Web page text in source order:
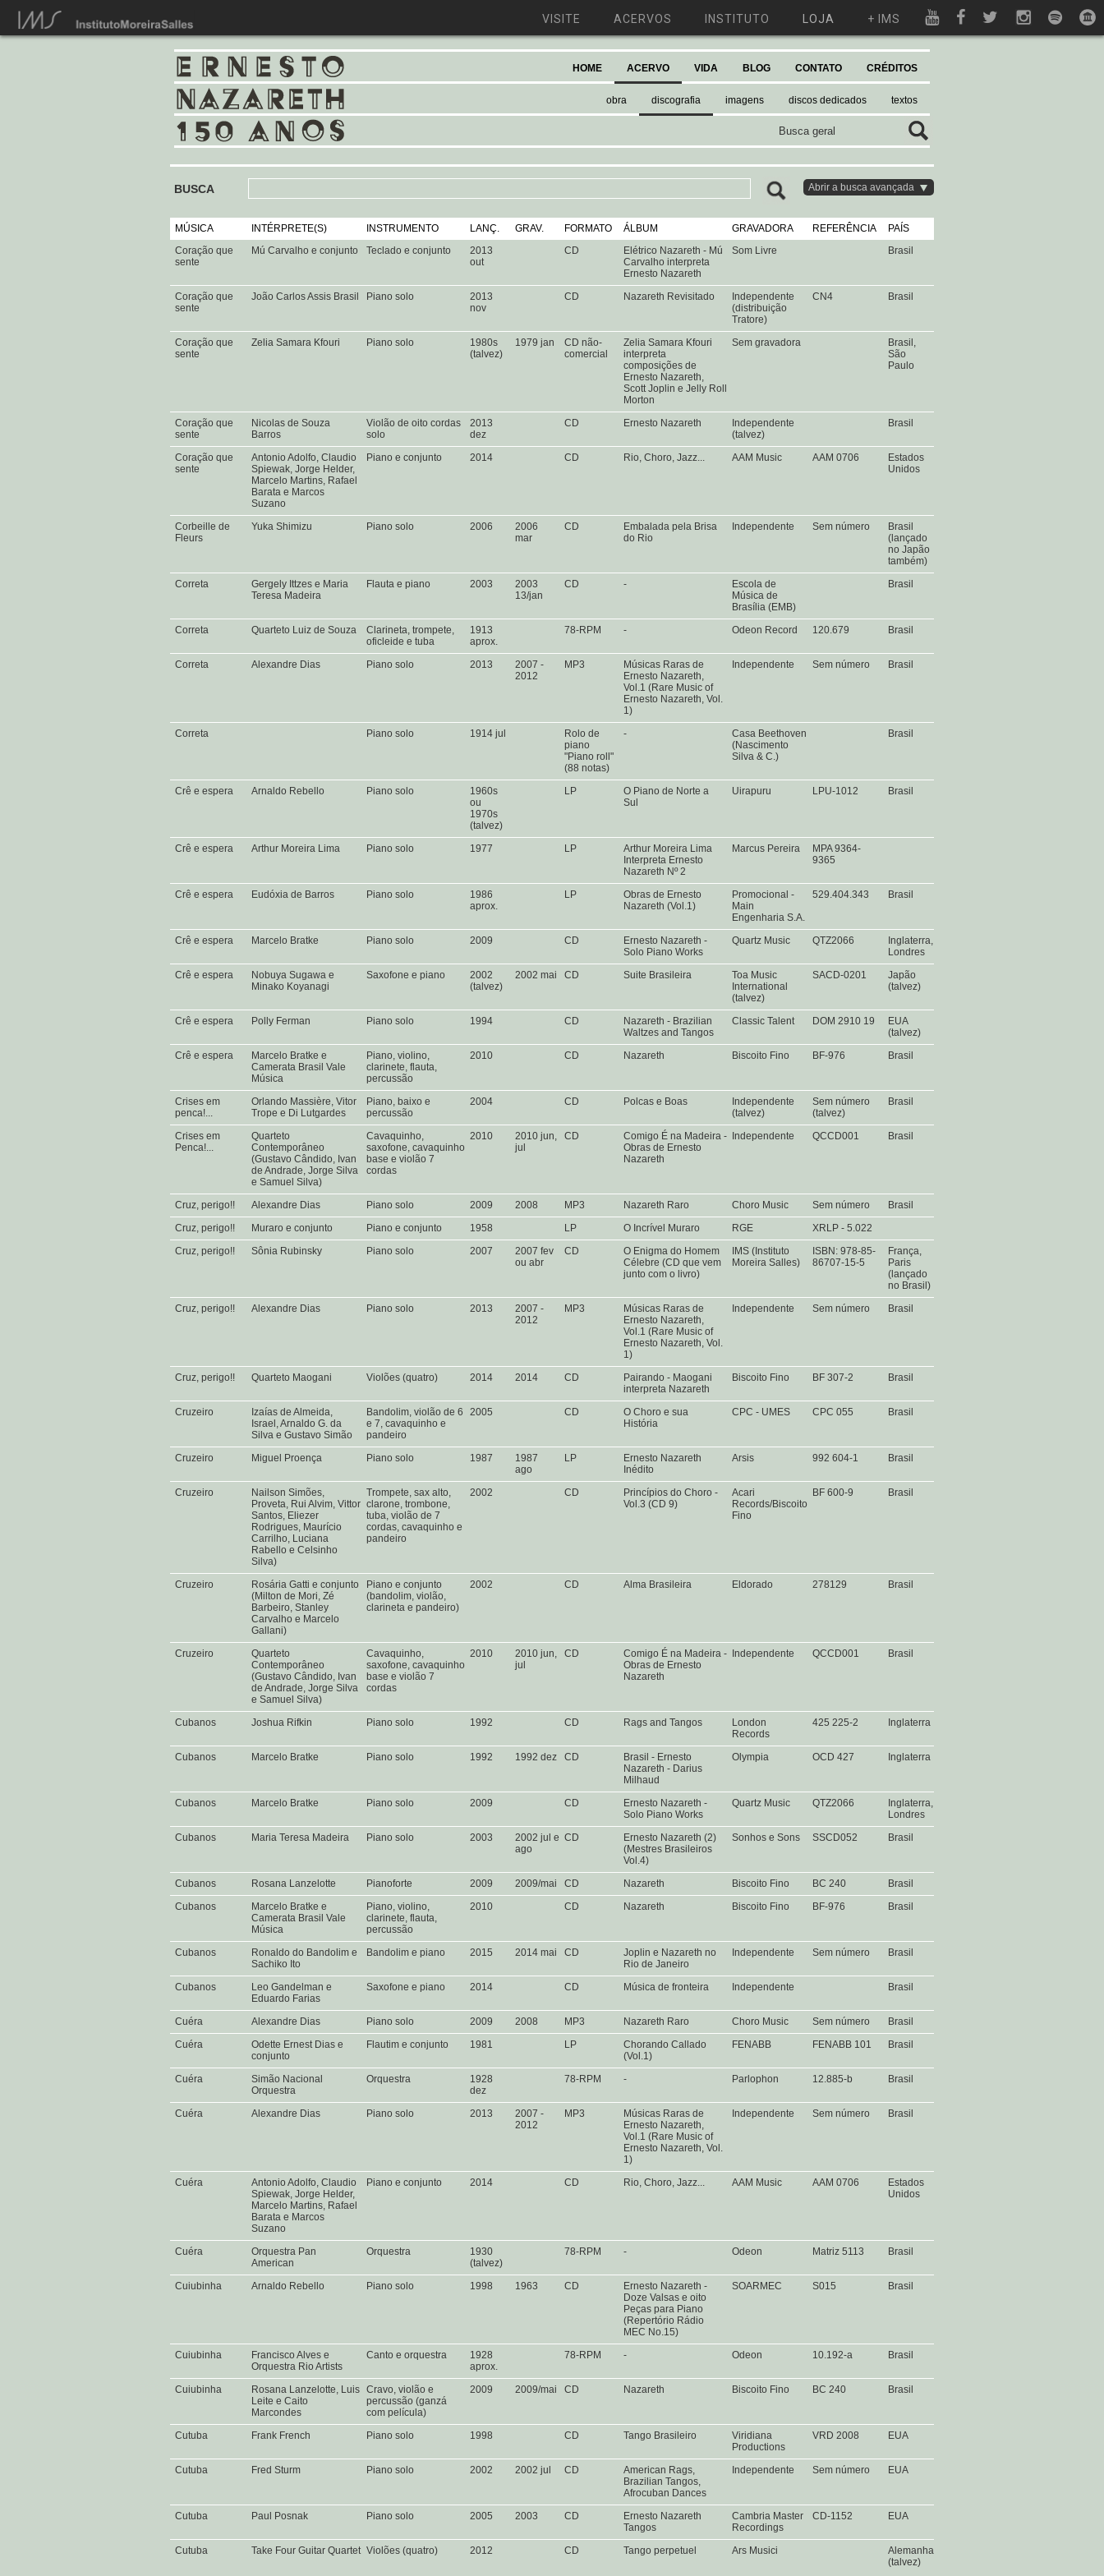
VISITE ACERVOS INSTITUTO LOJA + IMS
HOME ACERVO
obra discografia imagens discos dedicados textos
VIDA BLOG CONTATO CRÉDITOS
BUSCA Abrir a busca avançada
MÚSICA INTÉRPRETE(S) INSTRUMENTO LANÇ. GRAV. FORMATO ÁLBUM GRAVADORA REFERÊNCIA
PAÍS
Coração que
sente
Mú Carvalho e conjunto Teclado e conjunto
2013
out
CD
Elétrico Nazareth - Mú
Carvalho interpreta
Ernesto Nazareth
Som Livre Brasil
Coração que
sente
João Carlos Assis Brasil Piano solo
2013
nov
CD Nazareth Revisitado
Independente
(distribuição
Tratore)
CN4 Brasil
Coração que
sente
Zelia Samara Kfouri Piano solo
1980s
(talvez)
1979 jan
CD não-
comercial
Zelia Samara Kfouri
interpreta
composições de
Ernesto Nazareth,
Scott Joplin e Jelly Roll
Morton
Sem gravadora
Brasil,
São
Paulo
Coração que
sente
Nicolas de Souza
Barros
Violão de oito cordas
solo
2013
dez
CD Ernesto Nazareth
Independente
(talvez)
Brasil
Coração que
sente
Antonio Adolfo, Claudio
Spiewak, Jorge Helder,
Marcelo Martins, Rafael
Barata e Marcos
Suzano
Piano e conjunto 2014 CD Rio, Choro, Jazz... AAM Music AAM 0706
Estados
Unidos
Corbeille de
Fleurs
Yuka Shimizu Piano solo 2006
2006
mar
CD
Embalada pela Brisa
do Rio
Independente Sem número
Brasil
(lançado
no Japão
também)
Correta
Gergely Ittzes e Maria
Teresa Madeira
Flauta e piano 2003
2003
13/jan
CD -
Escola de
Música de
Brasília (EMB)
Brasil
Correta Quarteto Luiz de Souza
Clarineta, trompete,
oficleide e tuba
1913
aprox.
78-RPM - Odeon Record 120.679 Brasil
Correta Alexandre Dias Piano solo 2013
2007 -
2012
MP3
Músicas Raras de
Ernesto Nazareth,
Vol.1 (Rare Music of
Ernesto Nazareth, Vol.
1)
Independente Sem número Brasil
Correta Piano solo 1914 jul
Rolo de
piano
"Piano roll"
(88 notas)
-
Casa Beethoven
(Nascimento
Silva & C.)
Brasil
Crê e espera Arnaldo Rebello Piano solo
1960s
ou
1970s
(talvez)
LP
O Piano de Norte a
Sul
Uirapuru LPU-1012 Brasil
Crê e espera Arthur Moreira Lima Piano solo 1977 LP
Arthur Moreira Lima
Interpreta Ernesto
Nazareth Nº 2
Marcus Pereira
MPA 9364-
9365
Crê e espera Eudóxia de Barros Piano solo
1986
aprox.
LP
Obras de Ernesto
Nazareth (Vol.1)
Promocional -
Main
Engenharia S.A.
529.404.343 Brasil
Crê e espera Marcelo Bratke Piano solo 2009 CD
Ernesto Nazareth -
Solo Piano Works
Quartz Music QTZ2066
Inglaterra,
Londres
Crê e espera
Nobuya Sugawa e
Minako Koyanagi
Saxofone e piano
2002
(talvez)
2002 mai CD Suite Brasileira
Toa Music
International
(talvez)
SACD-0201
Japão
(talvez)
Crê e espera Polly Ferman Piano solo 1994 CD
Nazareth - Brazilian
Waltzes and Tangos
Classic Talent DOM 2910 19
EUA
(talvez)
Crê e espera
Marcelo Bratke e
Camerata Brasil Vale
Música
Piano, violino,
clarinete, flauta,
percussão
2010 CD Nazareth Biscoito Fino BF-976 Brasil
Crises em
penca!...
Orlando Massière, Vitor
Trope e Di Lutgardes
Piano, baixo e
percussão
2004 CD Polcas e Boas
Independente
(talvez)
Sem número
(talvez)
Brasil
Crises em
Penca!...
Quarteto
Contemporâneo
(Gustavo Cândido, Ivan
de Andrade, Jorge Silva
e Samuel Silva)
Cavaquinho,
saxofone, cavaquinho
base e violão 7
cordas
2010
2010 jun,
jul
CD
Comigo É na Madeira -
Obras de Ernesto
Nazareth
Independente QCCD001 Brasil
Cruz, perigo!! Alexandre Dias Piano solo 2009 2008 MP3 Nazareth Raro Choro Music Sem número
Brasil
Cruz, perigo!!
Muraro e conjunto Piano e conjunto 1958 LP O Incrível Muraro RGE
XRLP - 5.022
Cruz, perigo!!
Sônia Rubinsky Piano solo 2007
2007 fev
ou abr
CD
O Enigma do Homem
Célebre (CD que vem
junto com o livro)
IMS (Instituto
Moreira Salles)
ISBN: 978-85-
86707-15-5
França,
Paris
(lançado
no Brasil)
Cruz, perigo!!
Alexandre Dias Piano solo 2013
2007 -
2012
MP3
Músicas Raras de
Ernesto Nazareth,
Vol.1 (Rare Music of
Ernesto Nazareth, Vol.
1)
Independente Sem número Brasil
Cruz, perigo!! Quarteto Maogani Violões (quatro) 2014 2014 CD
Pairando - Maogani
interpreta Nazareth
Biscoito Fino BF 307-2 Brasil
Cruzeiro
Izaías de Almeida,
Israel, Arnaldo G. da
Silva e Gustavo Simão
Bandolim, violão de 6
e 7, cavaquinho e
pandeiro
2005 CD
O Choro e sua
História
CPC - UMES CPC 055 Brasil
Cruzeiro Miguel Proença Piano solo 1987
1987
ago
LP
Ernesto Nazareth
Inédito
Arsis 992 604-1 Brasil
Cruzeiro
Nailson Simões,
Proveta, Rui Alvim, Vittor
Santos, Eliezer
Rodrigues, Maurício
Carrilho, Luciana
Rabello e Celsinho
Silva)
Trompete, sax alto,
clarone, trombone,
tuba, violão de 7
cordas, cavaquinho e
pandeiro
2002 CD
Princípios do Choro -
Vol.3 (CD 9)
Acari
Records/Biscoito
Fino
BF 600-9 Brasil
Cruzeiro
Rosária Gatti e conjunto
(Milton de Mori, Zé
Barbeiro, Stanley
Carvalho e Marcelo
Gallani)
Piano e conjunto
(bandolim, violão,
clarineta e pandeiro)
2002 CD Alma Brasileira Eldorado 278129 Brasil
Cruzeiro
Quarteto
Contemporâneo
(Gustavo Cândido, Ivan
de Andrade, Jorge Silva
e Samuel Silva)
Cavaquinho,
saxofone, cavaquinho
base e violão 7
cordas
2010
2010 jun,
jul
CD
Comigo É na Madeira -
Obras de Ernesto
Nazareth
Independente QCCD001 Brasil
Cubanos Joshua Rifkin Piano solo 1992 CD Rags and Tangos
London
Records
425 225-2 Inglaterra
Cubanos Marcelo Bratke Piano solo 1992 1992 dez CD
Brasil - Ernesto
Nazareth - Darius
Milhaud
Olympia OCD 427 Inglaterra
Cubanos Marcelo Bratke Piano solo 2009 CD
Ernesto Nazareth -
Solo Piano Works
Quartz Music QTZ2066
Inglaterra,
Londres
Cubanos
Maria Teresa Madeira Piano solo 2003
2002 jul e
ago
CD
Ernesto Nazareth (2)
(Mestres Brasileiros
Vol.4)
Sonhos e Sons SSCD052 Brasil
Cubanos Rosana Lanzelotte Pianoforte 2009 2009/mai CD Nazareth Biscoito Fino BC 240
Brasil
Cubanos
Marcelo Bratke e
Camerata Brasil Vale
Música
Piano, violino,
clarinete, flauta,
percussão
2010 CD Nazareth Biscoito Fino BF-976 Brasil
Cubanos
Ronaldo do Bandolim e
Sachiko Ito
Bandolim e piano 2015 2014 mai CD
Joplin e Nazareth no
Rio de Janeiro
Independente Sem número Brasil
Cubanos
Leo Gandelman e
Eduardo Farias
Saxofone e piano 2014 CD Música de fronteira Independente Brasil
Cuéra Alexandre Dias Piano solo 2009 2008 MP3 Nazareth Raro Choro Music Sem número
Brasil
Cuéra
Odette Ernest Dias e
conjunto
Flautim e conjunto 1981 LP
Chorando Callado
(Vol.1)
FENABB FENABB 101 Brasil
Cuéra
Simão Nacional
Orquestra
Orquestra
1928
dez
78-RPM - Parlophon 12.885-b Brasil
Cuéra Alexandre Dias Piano solo 2013
2007 -
2012
MP3
Músicas Raras de
Ernesto Nazareth,
Vol.1 (Rare Music of
Ernesto Nazareth, Vol.
1)
Independente Sem número Brasil
Cuéra
Antonio Adolfo, Claudio
Spiewak, Jorge Helder,
Marcelo Martins, Rafael
Barata e Marcos
Suzano
Piano e conjunto 2014 CD Rio, Choro, Jazz... AAM Music AAM 0706
Estados
Unidos
Cuéra
Orquestra Pan
American
Orquestra
1930
(talvez)
78-RPM - Odeon Matriz 5113 Brasil
Cuiubinha Arnaldo Rebello Piano solo 1998 1963 CD
Ernesto Nazareth -
Doze Valsas e oito
Peças para Piano
(Repertório Rádio
MEC No.15)
SOARMEC S015 Brasil
Cuiubinha
Francisco Alves e
Orquestra Rio Artists
Canto e orquestra
1928
aprox.
78-RPM - Odeon 10.192-a Brasil
Cuiubinha
Rosana Lanzelotte, Luis
Leite e Caito
Marcondes
Cravo, violão e
percussão (ganzá
com película)
2009 2009/mai CD Nazareth Biscoito Fino BC 240 Brasil
Cutuba Frank French Piano solo 1998 CD Tango Brasileiro
Viridiana
Productions
VRD 2008 EUA
Cutuba Fred Sturm Piano solo 2002 2002 jul CD
American Rags,
Brazilian Tangos,
Afrocuban Dances
Independente Sem número EUA
Cutuba Paul Posnak Piano solo 2005 2003 CD
Ernesto Nazareth
Tangos
Cambria Master
Recordings
CD-1152 EUA
Cutuba Take Four Guitar Quartet Violões (quatro) 2012 CD Tango perpetuel Ars Musici
Alemanha
(talvez)